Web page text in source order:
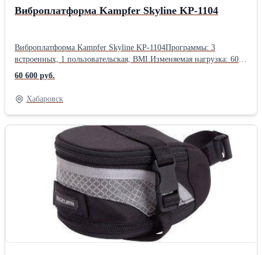
Виброплатформа Kampfer Skyline KP-1104
Виброплатформа Kampfer Skyline KP-1104Программы: 3
встроенных, 1 пользовательская, BMI.Изменяемая нагрузка: 60
скоростных режимов.2 эспандера для тренировки мышц
рукКонструкция складнаяМощность Колебания: 200 ВтМощность
Вибрации: 200 ВтГабариты: 69 х 33 х 72 смВес тренажера: 28
кгМаксимальный вес пользователя: 120 кг Производитель
Kampfer
60 600 руб.
Хабаровск